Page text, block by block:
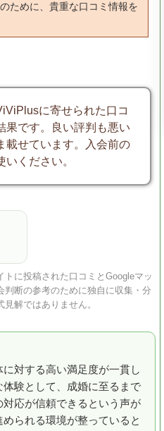
ために、貴重な口コミ情報を
に寄せられた口コ
果です。良い評判も悪い
載せています。入会前の
いください。
に投稿された口コミとGoogleマッ
判断の参考のために独自に収集・分
解ではありません。
対する高い満足度が一貫し
験として、成婚に至るまで
応が信頼できるという声が
られる環境が整っていると